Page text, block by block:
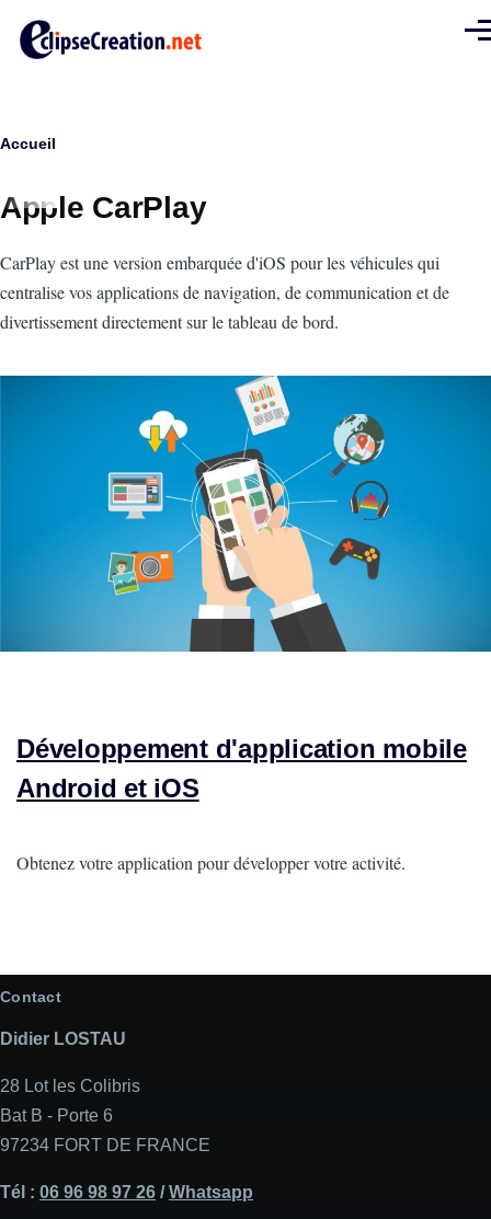
Fil
d'Ariane
Accueil
Apple CarPlay
Intro
CarPlay est une version embarquée d'iOS pour les véhicules qui
centralise vos applications de navigation, de communication et de
divertissement directement sur le tableau de bord.
Développement d'application mobile
Android et iOS
Intro
Obtenez votre application pour développer votre activité.
Contact
Didier LOSTAU
28 Lot les Colibris
Bat B - Porte 6
97234 FORT DE FRANCE
Tél : 06 96 98 97 26 / Whatsapp